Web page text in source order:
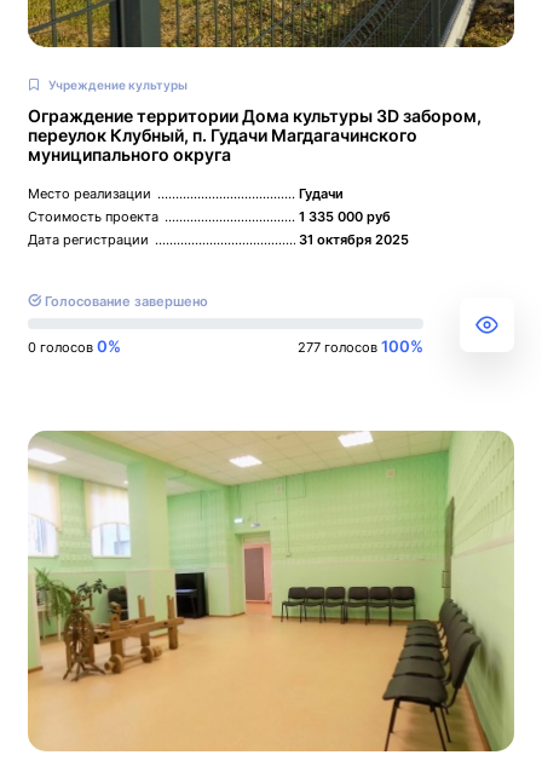
Учреждение культуры
Ограждение территории Дома культуры 3D забором,
переулок Клубный, п. Гудачи Магдагачинского
муниципального округа
Место реализации
Гудачи
Стоимость проекта
1 335 000 руб
Дата регистрации
31 октября 2025
Голосование завершено
0 голосов 0% 277 голосов 100%